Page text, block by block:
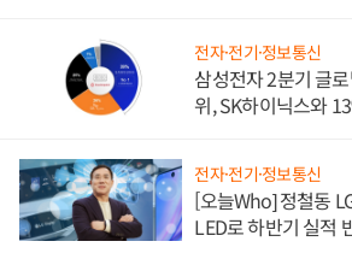
전자·전기·정보통신
삼성전자 2분기 글
위, SK하이닉스와
전자·전기·정보통신
[오늘Who] 정철동
LED로 하반기 실적